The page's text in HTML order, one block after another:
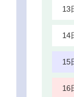
13
14
15
16